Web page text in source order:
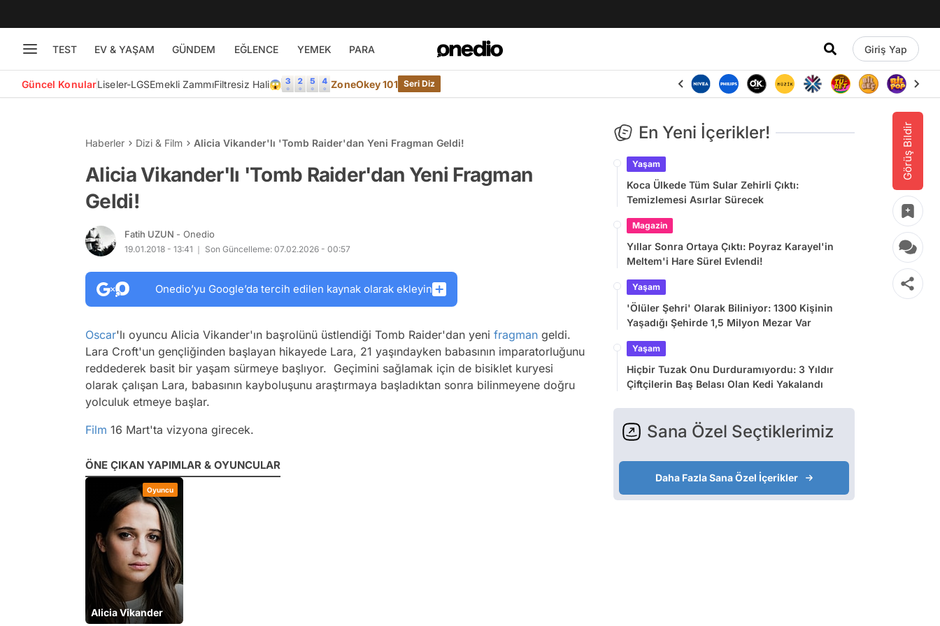
TEST EV & YAŞAM GÜNDEM EĞLENCE YEMEK PARA Giriş Yap
Güncel KonularLiseler-LGSEmekli ZammıFiltresiz Hali😱 ZoneOkey 101 Seri Diz
Görüş Bildir
Haberler Dizi & Film Alicia Vikander'lı 'Tomb Raider'dan Yeni Fragman Geldi!
Alicia Vikander'lı 'Tomb Raider'dan Yeni Fragman
Geldi!
Fatih UZUN - Onedio
19.01.2018 - 13:41 Son Güncelleme: 07.02.2026 - 00:57
Onedio’yu Google’da tercih edilen kaynak olarak ekleyin
Oscar'lı oyuncu Alicia Vikander'ın başrolünü üstlendiği Tomb Raider'dan yeni fragman geldi.
Lara Croft'un gençliğinden başlayan hikayede Lara, 21 yaşındayken babasının imparatorluğunu
reddederek basit bir yaşam sürmeye başlıyor. Geçimini sağlamak için de bisiklet kuryesi
olarak çalışan Lara, babasının kayboluşunu araştırmaya başladıktan sonra bilinmeyene doğru
yolculuk etmeye başlar.
Film 16 Mart'ta vizyona girecek.
ÖNE ÇIKAN YAPIMLAR & OYUNCULAR
Oyuncu
Alicia Vikander
En Yeni İçerikler!
Yaşam
Koca Ülkede Tüm Sular Zehirli Çıktı:
Temizlemesi Asırlar Sürecek
Magazin
Yıllar Sonra Ortaya Çıktı: Poyraz Karayel'in
Meltem'i Hare Sürel Evlendi!
Yaşam
'Ölüler Şehri' Olarak Biliniyor: 1300 Kişinin
Yaşadığı Şehirde 1,5 Milyon Mezar Var
Yaşam
Hiçbir Tuzak Onu Durduramıyordu: 3 Yıldır
Çiftçilerin Baş Belası Olan Kedi Yakalandı
Sana Özel Seçtiklerimiz
Daha Fazla Sana Özel İçerikler